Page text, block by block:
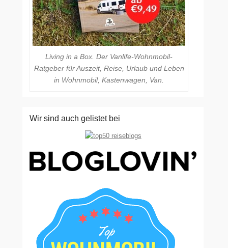
Living in a Box. Der Vanlife-Wohnmobil-
Ratgeber für Auszeit, Reise, Urlaub und Leben
in Wohnmobil, Kastenwagen, Van.
Wir sind auch gelistet bei